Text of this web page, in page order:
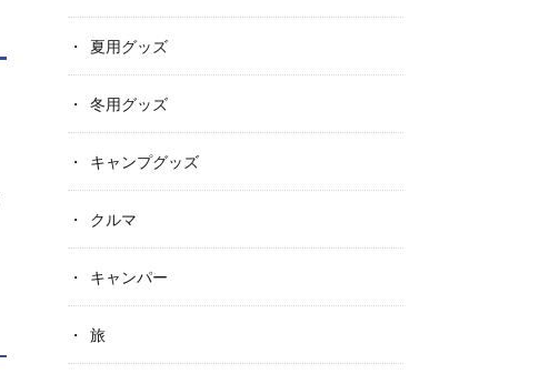
夏用グッズ
冬用グッズ
キャンプグッズ
クルマ
キャンパー
旅